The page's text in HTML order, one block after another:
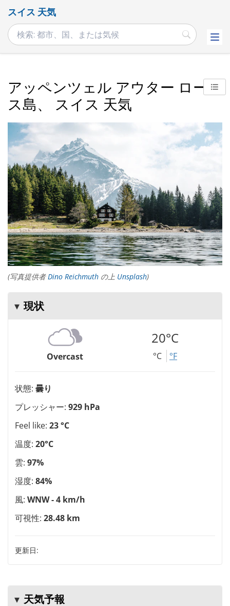
スイス 天気
アッペンツェル アウター ロード
ス島、 スイス 天気
(写真提供者 Dino Reichmuth の上 Unsplash)
現状
Overcast
20°C
°C °F
状態: 曇り
プレッシャー: 929 hPa
Feel like: 23 °C
温度: 20°C
雲: 97%
湿度: 84%
風: WNW - 4 km/h
可視性: 28.48 km
更新日:
天気予報